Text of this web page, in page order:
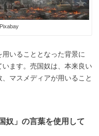
いることとなった背景に
ます。売国奴は、本来良い
マスメディアが用いること
奴」の言葉を使用して